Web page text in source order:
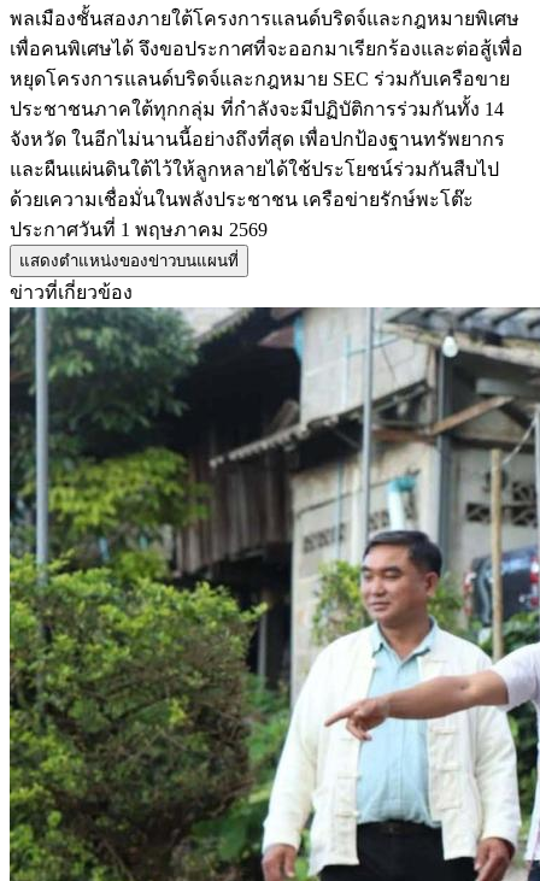
พลเมืองชั้นสองภายใต้โครงการแลนด์บริดจ์และกฎหมายพิเศษ
เพื่อคนพิเศษได้ จึงขอประกาศที่จะออกมาเรียกร้องและต่อสู้เพื่อ
หยุดโครงการแลนด์บริดจ์และกฎหมาย SEC ร่วมกับเครือขาย
ประชาชนภาคใต้ทุกกลุ่ม ที่กำลังจะมีปฏิบัติการร่วมกันทั้ง 14
จังหวัด ในอีกไม่นานนี้อย่างถึงที่สุด เพื่อปกป้องฐานทรัพยากร
และผืนแผ่นดินใต้ไว้ให้ลูกหลายได้ใช้ประโยชน์ร่วมกันสืบไป
ด้วยเความเชื่อมั่นในพลังประชาชน เครือข่ายรักษ์พะโต๊ะ
ประกาศวันที่ 1 พฤษภาคม 2569
แสดงตำแหน่งของข่าวบนแผนที่
ข่าวที่เกี่ยวข้อง